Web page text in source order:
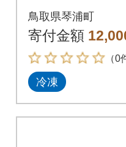
ゃぶすき焼き
1265
鳥取県琴浦町
寄付金額
（0
冷凍